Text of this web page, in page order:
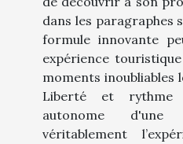
dans les paragraphes
formule innovante
expérience
moments inoubliables
Liberté et rythme
autonome d'une
véritablement